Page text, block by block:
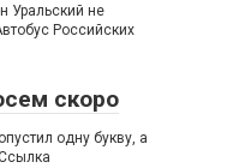
Уральский не
Российских
скоро
одну букву, а